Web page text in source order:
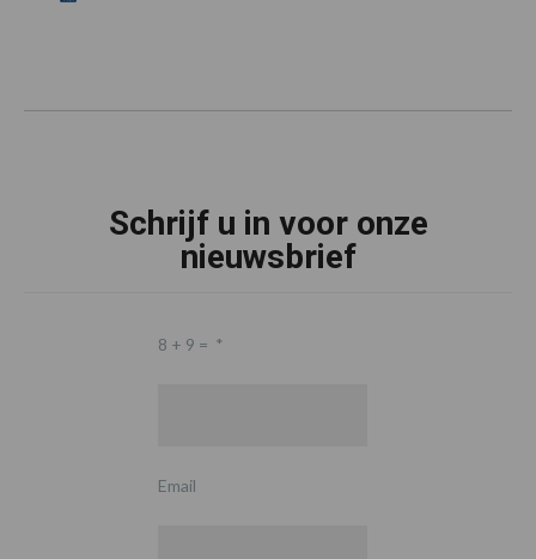
Schrijf u in voor onze
nieuwsbrief
8 + 9 = *
Email